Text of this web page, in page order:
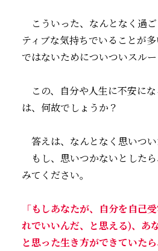
こういった、なんとなく過
ティブな気持ちでいることが
ではないためについついスルー
この、自分や人生に不安に
は、何故でしょうか？
答えは、なんとなく思いつい
もし、思いつかないとした
みてください。
「もしあなたが、自分を自己
れでいいんだ、と思える)、あ
と思った生き方ができていた